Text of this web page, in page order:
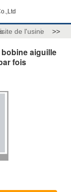
de l'usine >>
aiguille
fois